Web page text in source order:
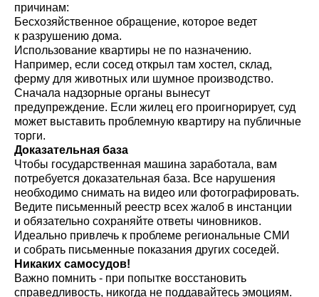
причинам:
Бесхозяйственное обращение, которое ведет
к разрушению дома.
Использование квартиры не по назначению.
Например, если сосед открыл там хостел, склад,
ферму для животных или шумное производство.
Сначала надзорные органы вынесут
предупреждение. Если жилец его проигнорирует, суд
может выставить проблемную квартиру на публичные
торги.
Доказательная база
Чтобы государственная машина заработала, вам
потребуется доказательная база. Все нарушения
необходимо снимать на видео или фотографировать.
Ведите письменный реестр всех жалоб в инстанции
и обязательно сохраняйте ответы чиновников.
Идеально привлечь к проблеме региональные СМИ
и собрать письменные показания других соседей.
Никаких самосудов!
Важно помнить - при попытке восстановить
справедливость, никогда не поддавайтесь эмоциям.